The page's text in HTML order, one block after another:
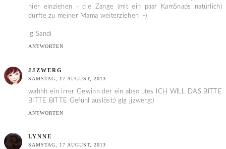
hier einziehen - die Zange (mit ein paar KamSnaps natürlich)
dürfte zu meiner Mama weiterziehen ;-)
lg Sandi
ANTWORTEN
JJZWERG
SAMSTAG, 17 AUGUST, 2013
wahhh ein irrer Gewinn der ein absolutes ICH WILL DAS BITTE
BITTE BITTE Gefühl auslöst:) glg jjzwerg:)
ANTWORTEN
LYNNE
SAMSTAG, 17 AUGUST, 2013